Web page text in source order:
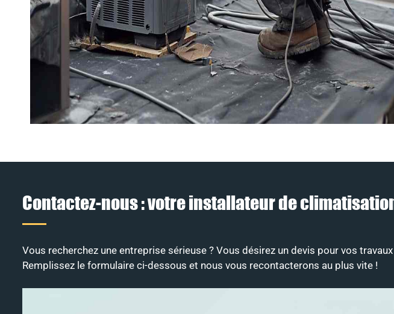
Contactez-nous : votre installateur de
Vous recherchez une entreprise sérieuse ? Vous désirez un devis pour vos
Remplissez le formulaire ci-dessous et nous vous recontacterons au plus vite !